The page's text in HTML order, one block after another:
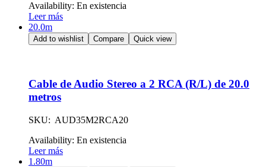
Availability: En existencia
Leer más
20.0m
Add to wishlist Compare Quick view
Cable de Audio Stereo a 2 RCA (R/L) de 20.0
metros
SKU: AUD35M2RCA20
Availability: En existencia
Leer más
1.80m